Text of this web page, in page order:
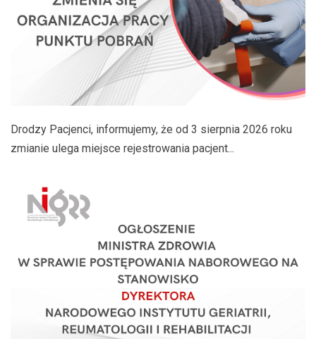
Drodzy Pacjenci, informujemy, że od 3 sierpnia 2026 roku
zmianie ulega miejsce rejestrowania pacjent...